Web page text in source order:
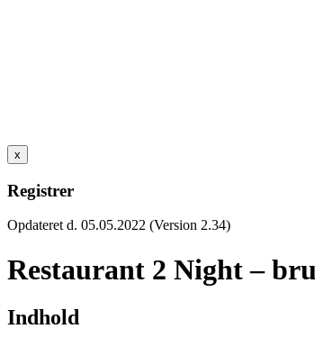
x
Registrer
Opdateret d. 05.05.2022 (Version 2.34)
Restaurant 2 Night –
Indhold